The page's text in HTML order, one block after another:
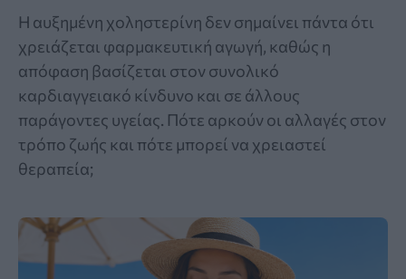
Η αυξημένη χοληστερίνη δεν σημαίνει πάντα ότι
χρειάζεται φαρμακευτική αγωγή, καθώς η
απόφαση βασίζεται στον συνολικό
καρδιαγγειακό κίνδυνο και σε άλλους
παράγοντες υγείας. Πότε αρκούν οι αλλαγές στον
τρόπο ζωής και πότε μπορεί να χρειαστεί
θεραπεία;